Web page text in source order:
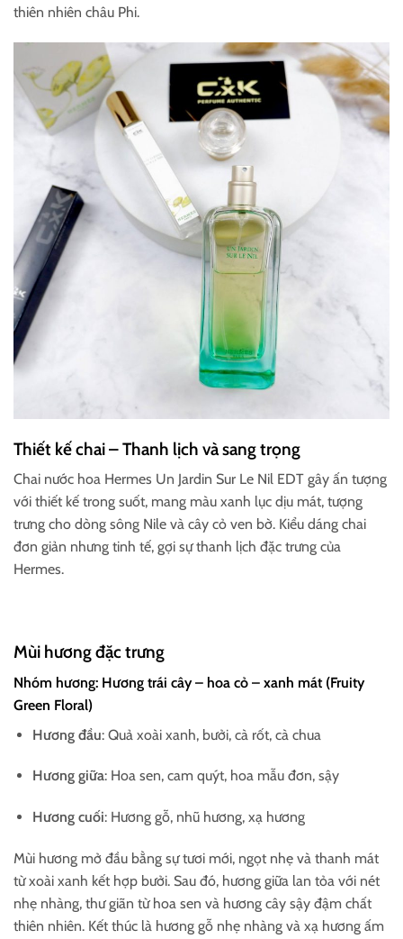
thiên nhiên châu Phi.
Thiết kế chai – Thanh lịch và sang trọng
Chai nước hoa Hermes Un Jardin Sur Le Nil EDT gây ấn tượng
với thiết kế trong suốt, mang màu xanh lục dịu mát, tượng
trưng cho dòng sông Nile và cây cỏ ven bờ. Kiểu dáng chai
đơn giản nhưng tinh tế, gợi sự thanh lịch đặc trưng của
Hermes.
Mùi hương đặc trưng
Nhóm hương: Hương trái cây – hoa cỏ – xanh mát (Fruity
Green Floral)
Hương đầu: Quả xoài xanh, bưởi, cà rốt, cà chua
Hương giữa: Hoa sen, cam quýt, hoa mẫu đơn, sậy
Hương cuối: Hương gỗ, nhũ hương, xạ hương
Mùi hương mở đầu bằng sự tươi mới, ngọt nhẹ và thanh mát
từ xoài xanh kết hợp bưởi. Sau đó, hương giữa lan tỏa với nét
nhẹ nhàng, thư giãn từ hoa sen và hương cây sậy đậm chất
thiên nhiên. Kết thúc là hương gỗ nhẹ nhàng và xạ hương ấm